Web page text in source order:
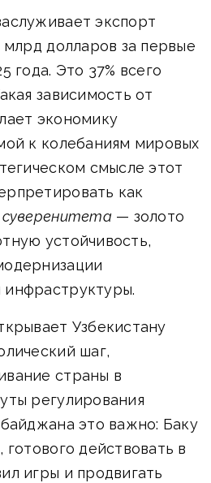
экспорт
долларов за первые
года. Это 37% всего
зависимость от
экономику
к колебаниям мировых
смысле этот
как
суверенитета— золото
устойчивость,
Узбекистану
шаг,
страны в
регулирования
это важно: Баку
готового действовать в
игры и продвигать